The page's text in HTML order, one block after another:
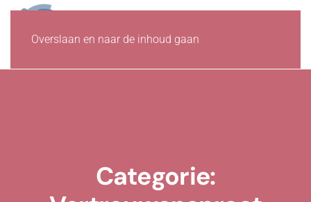
Overslaan en naar de inhoud gaan
Categorie: